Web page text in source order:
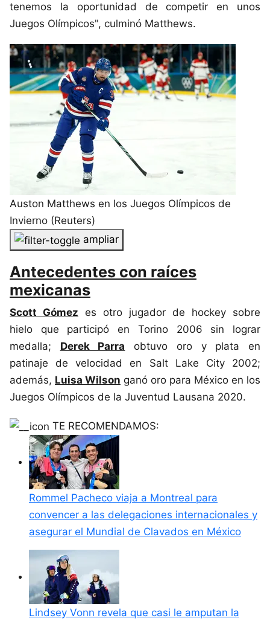
tenemos la oportunidad de competir en unos
Juegos Olímpicos", culminó Matthews.
Auston Matthews en los Juegos Olímpicos de
Invierno (Reuters)
ampliar
Antecedentes con raíces
mexicanas
Scott Gómez es otro jugador de hockey sobre
hielo que participó en Torino 2006 sin lograr
medalla; Derek Parra obtuvo oro y plata en
patinaje de velocidad en Salt Lake City 2002;
además, Luisa Wilson ganó oro para México en los
Juegos Olímpicos de la Juventud Lausana 2020.
TE RECOMENDAMOS:
Rommel Pacheco viaja a Montreal para
convencer a las delegaciones internacionales y
asegurar el Mundial de Clavados en México
Lindsey Vonn revela que casi le amputan la